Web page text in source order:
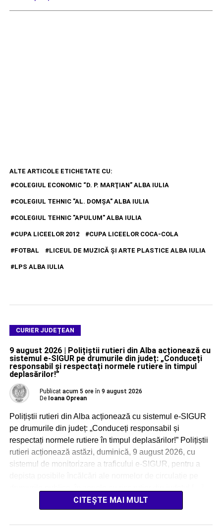
ALTE ARTICOLE ETICHETATE CU:
COLEGIUL ECONOMIC “D. P. MARŢIAN” ALBA IULIA
COLEGIUL TEHNIC "AL. DOMŞA" ALBA IULIA
COLEGIUL TEHNIC "APULUM" ALBA IULIA
CUPA LICEELOR 2012 CUPA LICEELOR COCA-COLA
FOTBAL LICEUL DE MUZICĂ ŞI ARTE PLASTICE ALBA IULIA
LPS ALBA IULIA
CURIER JUDEȚEAN
9 august 2026 | Polițiștii rutieri din Alba acționează cu
sistemul e-SIGUR pe drumurile din județ: „Conduceți
responsabil și respectați normele rutiere în timpul
deplasărilor!”
Publicat acum 5 ore în 9 august 2026
De Ioana Oprean
Polițiștii rutieri din Alba acționează cu sistemul e-SIGUR
pe drumurile din județ: „Conduceți responsabil și
respectați normele rutiere în timpul deplasărilor!” Polițiștii
rutieri acționează astăzi, duminică, 9 august 2026, cu
sistemul de monitorizare a traficului e-SIGUR, pentru a
CITEȘTE MAI MULT